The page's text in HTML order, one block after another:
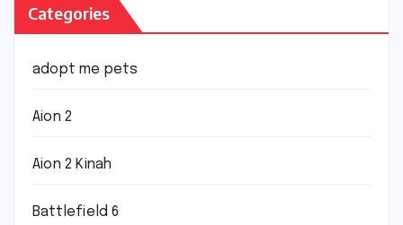
Categories
adopt me pets
Aion 2
Aion 2 Kinah
Battlefield 6